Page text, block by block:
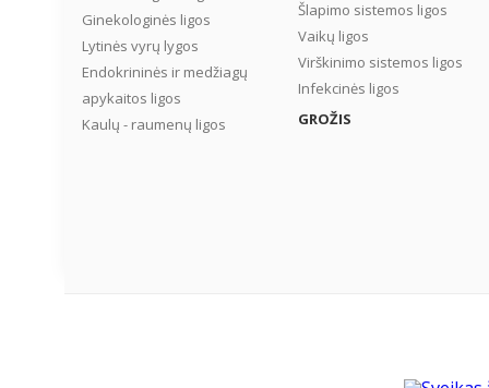
Ginekologinės ligos
Lytinės vyrų lygos
Endokrininės ir medžiagų
apykaitos ligos
Kaulų - raumenų ligos
Šlapimo sistemos ligos
Vaikų ligos
Virškinimo sistemos ligos
Infekcinės ligos
GROŽIS